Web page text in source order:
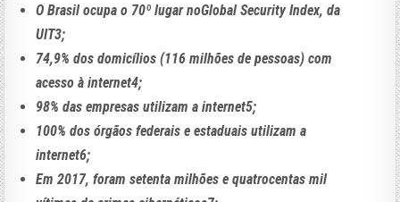
O Brasil ocupa o 70º lugar noGlobal Security Index, da
UIT3;
74,9% dos domicílios (116 milhões de pessoas) com
acesso à internet4;
98% das empresas utilizam a internet5;
100% dos órgãos federais e estaduais utilizam a
internet6;
Em 2017, foram setenta milhões e quatrocentas mil